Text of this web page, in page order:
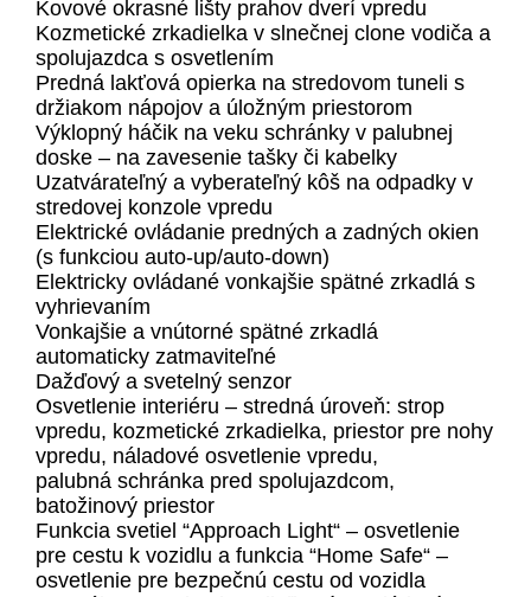
Kovové okrasné lišty prahov dverí vpredu
Kozmetické zrkadielka v slnečnej clone vodiča a
spolujazdca s osvetlením
Predná lakťová opierka na stredovom tuneli s
držiakom nápojov a úložným priestorom
Výklopný háčik na veku schránky v palubnej
doske – na zavesenie tašky či kabelky
Uzatvárateľný a vyberateľný kôš na odpadky v
stredovej konzole vpredu
Elektrické ovládanie predných a zadných okien
(s funkciou auto-up/auto-down)
Elektricky ovládané vonkajšie spätné zrkadlá s
vyhrievaním
Vonkajšie a vnútorné spätné zrkadlá
automaticky zatmaviteľné
Dažďový a svetelný senzor
Osvetlenie interiéru – stredná úroveň: strop
vpredu, kozmetické zrkadielka, priestor pre nohy
vpredu, náladové osvetlenie vpredu,
palubná schránka pred spolujazdcom,
batožinový priestor
Funkcia svetiel “Approach Light“ – osvetlenie
pre cestu k vozidlu a funkcia “Home Safe“ –
osvetlenie pre bezpečnú cestu od vozidla